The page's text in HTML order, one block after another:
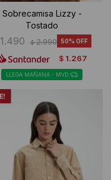
Sobrecamisa Lizzy -
Tostado
1.490 $ 2.990 50
$ 1.267
LLEGA MAÑANA - MVD